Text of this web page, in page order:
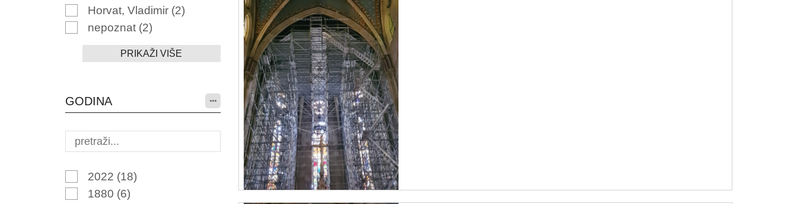
Horvat, Vladimir (2)
nepoznat (2)
PRIKAŽI VIŠE
GODINA
2022 (18)
1880 (6)